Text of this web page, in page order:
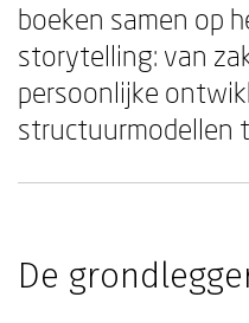
boeken samen op
storytelling: van
persoonlijke
structuurmodellen
De